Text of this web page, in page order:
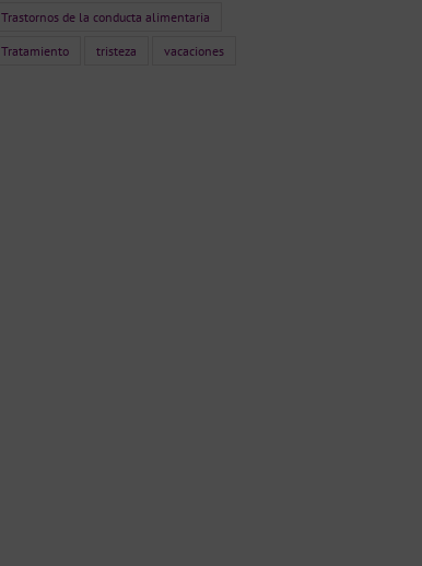
Trastornos de la conducta alimentaria
Tratamiento tristeza vacaciones